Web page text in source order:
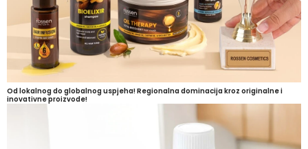
Od lokalnog do globalnog uspjeha! Regionalna dominacija kroz originalne i
inovativne proizvode!